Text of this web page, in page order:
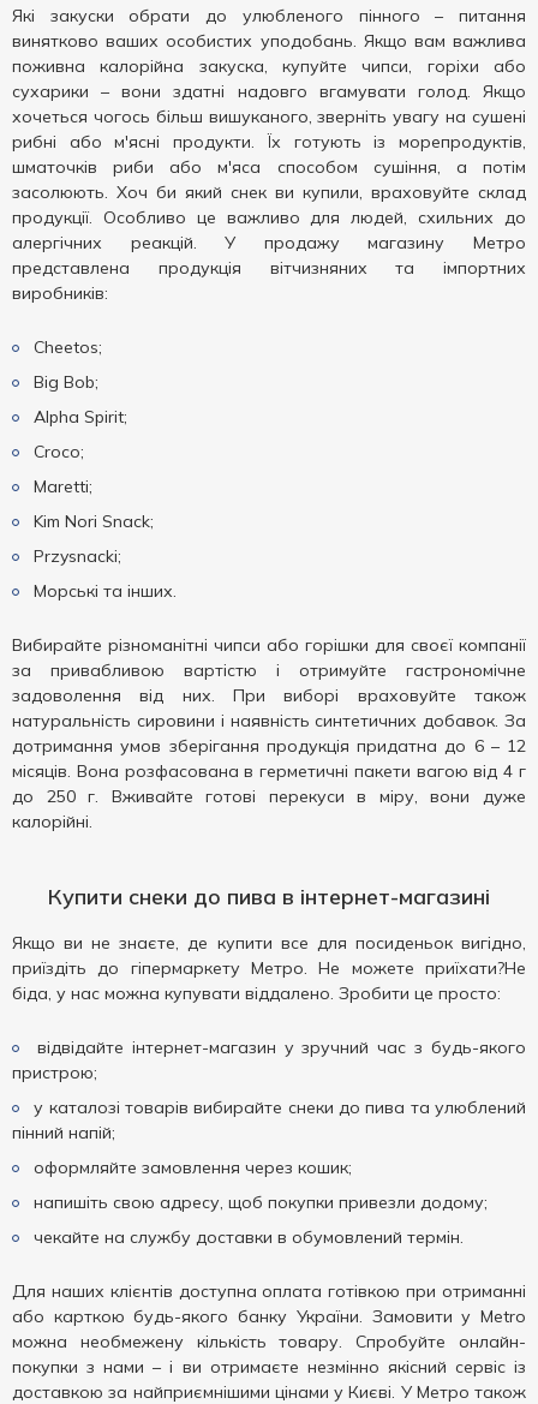
Які закуски обрати до улюбленого пінного – питання
винятково ваших особистих уподобань. Якщо вам важлива
поживна калорійна закуска, купуйте чипси, горіхи або
сухарики – вони здатні надовго вгамувати голод. Якщо
хочеться чогось більш вишуканого, зверніть увагу на сушені
рибні або м'ясні продукти. Їх готують із морепродуктів,
шматочків риби або м'яса способом сушіння, а потім
засолюють. Хоч би який снек ви купили, враховуйте склад
продукції. Особливо це важливо для людей, схильних до
алергічних реакцій. У продажу магазину Метро
представлена ​​продукція вітчизняних та імпортних
виробників:
Cheetos;
Big Bob;
Alpha Spirit;
Croco;
Maretti;
Kim Nori Snack;
Przysnacki;
Морські та інших.
Вибирайте різноманітні чипси або горішки для своєї компанії
за привабливою вартістю і отримуйте гастрономічне
задоволення від них. При виборі враховуйте також
натуральність сировини і наявність синтетичних добавок. За
дотримання умов зберігання продукція придатна до 6 – 12
місяців. Вона розфасована в герметичні пакети вагою від 4 г
до 250 г. Вживайте готові перекуси в міру, вони дуже
калорійні.
Купити снеки до пива в інтернет-магазині
Якщо ви не знаєте, де купити все для посиденьок вигідно,
приїздіть до гіпермаркету Метро. Не можете приїхати?Не
біда, у нас можна купувати віддалено. Зробити це просто:
відвідайте інтернет-магазин у зручний час з будь-якого
пристрою;
у каталозі товарів вибирайте снеки до пива та улюблений
пінний напій;
оформляйте замовлення через кошик;
напишіть свою адресу, щоб покупки привезли додому;
чекайте на службу доставки в обумовлений термін.
Для наших клієнтів доступна оплата готівкою при отриманні
або карткою будь-якого банку України. Замовити у Metro
можна необмежену кількість товару. Спробуйте онлайн-
покупки з нами – і ви отримаєте незмінно якісний сервіс із
доставкою за найприємнішими цінами у Києві. У Метро також